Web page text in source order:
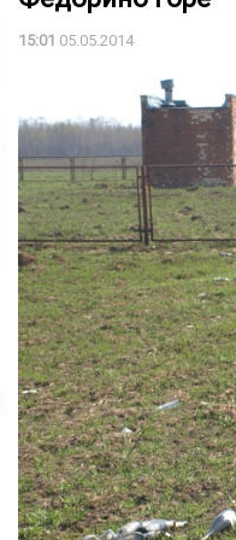
15:01 05.05.2014